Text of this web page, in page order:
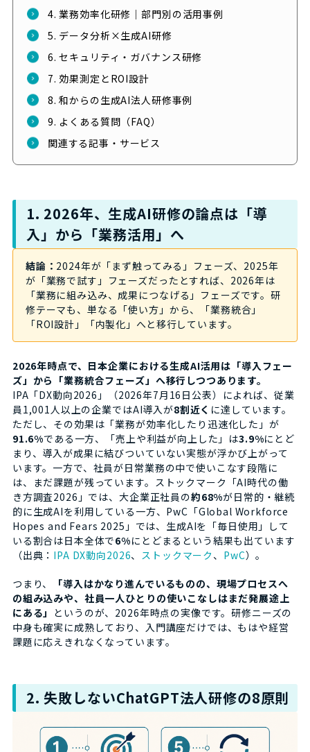
4. 業務効率化研修｜部門別の活用事例
5. データ分析×生成AI研修
6. セキュリティ・ガバナンス研修
7. 効果測定とROI設計
8. 和からの生成AI法人研修事例
9. よくある質問（FAQ）
関連する記事・サービス
1. 2026年、生成AI研修の論点は「導
入」から「業務活用」へ
結論： 2024年が「まず触ってみる」フェーズ、2025年
が「業務で試す」フェーズだったとすれば、2026年は
「業務に組み込み、成果につなげる」フェーズです。研
修テーマも、単なる「使い方」から、「業務統合」
「ROI設計」「内製化」へと移行しています。
2026年時点で、日本企業における生成AI活用は「導入フェー
ズ」から「業務統合フェーズ」へ移行しつつあります。
IPA「DX動向2026」（2026年7月16日公表）によれば、従業
員1,001人以上の企業ではAI導入が8割近く に達しています。
ただし、その効果は「業務が効率化したり迅速化した」が
91.6%である一方、「売上や利益が向上した」は3.9%にとど
まり、導入が成果に結びついていない実態が浮かび上がって
います。一方で、社員が日常業務の中で使いこなす段階に
は、まだ課題が残っています。ストックマーク「AI時代の働
き方調査2026」では、大企業正社員の約68%が日常的・継続
的に生成AIを利用している一方、PwC「Global Workforce
Hopes and Fears 2025」では、生成AIを「毎日使用」して
いる割合は日本全体で6%にとどまるという結果も出ています
（出典： IPA DX動向2026、 ストックマーク 、 PwC）。
つまり、
「導入はかなり進んでいるものの、現場プロセスへ
の組み込みや、社員一人ひとりの使いこなしはまだ発展途上
にある」 というのが、2026年時点の実像です。研修ニーズの
中身も確実に成熟しており、入門講座だけでは、もはや経営
課題に応えきれなくなっています。
2. 失敗しないChatGPT法人研修の8原則